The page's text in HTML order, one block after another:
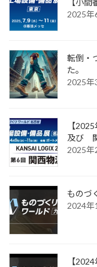
2025年
転倒・
た。
2025年
【
及び
2025年
ものづ
2024年
【